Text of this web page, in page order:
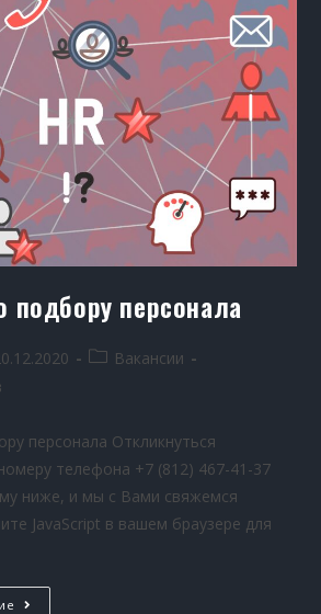
персонала
Вакансии
персонала Откликнуться
телефона +7 (812) 467-41-37
ниже, и мы с Вами свяжемся
JavaScript в вашем браузере для